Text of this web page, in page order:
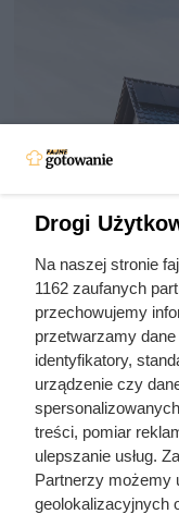
Po 15
elewacji.
wykonawcę
Drogi
Na naszej stronie
1162 zaufanych
przechowujemy
przetwarzamy
identyfikatory,
urządzenie czy
treści, pomiar
ulepszanie usług.
Partnerzy możemy
geolokalizacyjnych